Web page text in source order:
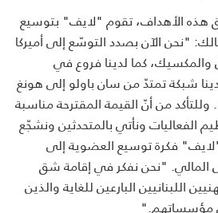
هذه الأهداف، تقوم "لايف" بتوسيع
"نحن الآن بصدد التوسّع إلى أميركا
والمكسيك، كما لدينا فروع في
شبكة تمتدّ من سان باولو إلى هونغ
من أنّ القيمة المقترحة مناسبة
الفعاليات ونأتي بالمتحدثين ونشجّع
فكرة توسيع العضوية إلى
المالي. "نحن نفكر في إقامة شق
اللبنانيين البارعين للغاية والذين
مؤسساتهم."